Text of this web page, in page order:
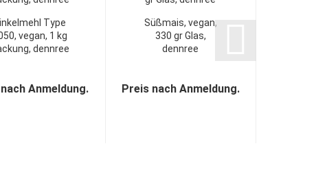
Type
vegan, 1 kg
dennree
Anmeldung.
Süßmais, vegan,
330 gr Glas,
dennree
Preis nach Anmeldung.